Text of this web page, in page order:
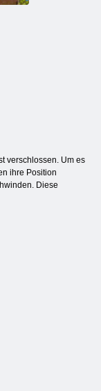
verschlossen. Um es
ihre Position
Diese